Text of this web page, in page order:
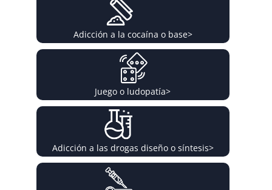
Adicción a la cocaína o base>
Juego o ludopatía>
Adicción a las drogas diseño o síntesis>